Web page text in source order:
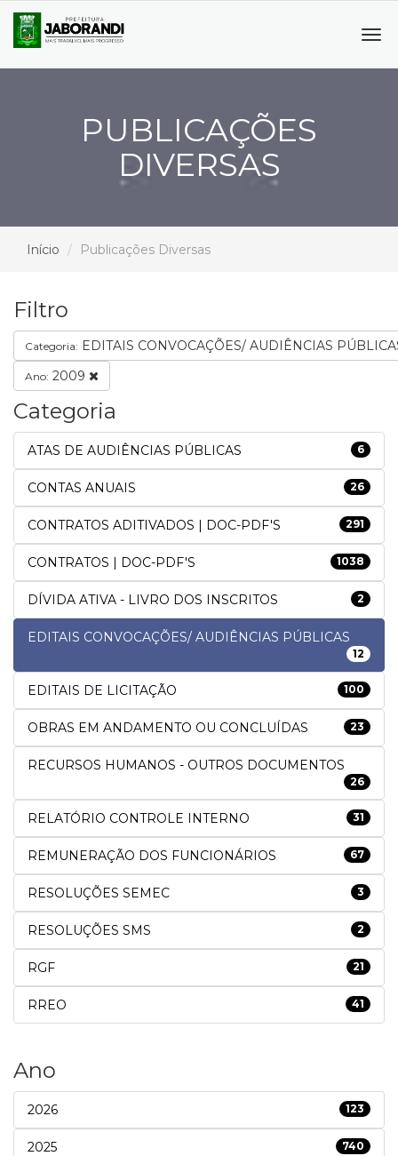
PUBLICAÇÕES
DIVERSAS
Início Publicações Diversas
Filtro
Categoria: EDITAIS CONVOCAÇÕES/ AUDIÊNCIAS
Ano: 2009
Categoria
ATAS DE AUDIÊNCIAS PÚBLICAS 6
CONTAS ANUAIS 26
CONTRATOS ADITIVADOS | DOC-PDF'S 291
CONTRATOS | DOC-PDF'S 1038
DÍVIDA ATIVA - LIVRO DOS INSCRITOS 2
EDITAIS CONVOCAÇÕES/ AUDIÊNCIAS PÚBLICAS
12
EDITAIS DE LICITAÇÃO 100
OBRAS EM ANDAMENTO OU CONCLUÍDAS 23
RECURSOS HUMANOS - OUTROS DOCUMENTOS
26
RELATÓRIO CONTROLE INTERNO 31
REMUNERAÇÃO DOS FUNCIONÁRIOS 67
RESOLUÇÕES SEMEC 3
RESOLUÇÕES SMS 2
RGF 21
RREO 41
Ano
2026 123
2025 740